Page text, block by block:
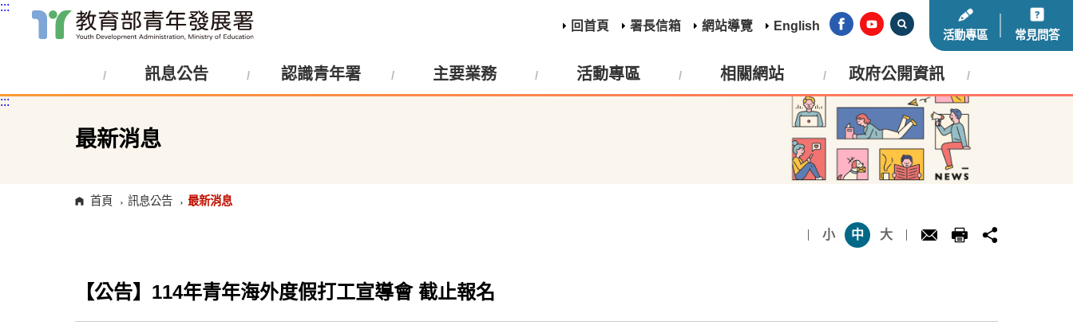
容
:::
回首頁
署長信箱 網站導覽 English
活動專區 常見問答
訊息公告 認識青年署 主要業務 活動專區 相關網站 政府公開資訊
:::
最新消息
首頁 訊息公告 最新消息
小 中 大
【公告】114年青年海外度假打工宣導會 截止報名